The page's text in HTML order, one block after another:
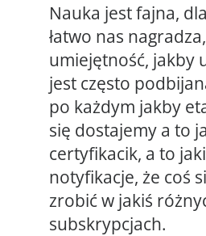
Nauka jest fajna,
łatwo nas
umiejętność, jakby
jest często
po każdym jakby
się dostajemy a to
certyfikacik, a to
notyfikacje, że coś
zrobić w jakiś
subskrypcjach.